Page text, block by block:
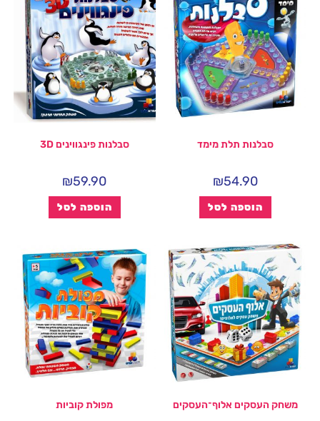
סבלנות תלת מימד
₪54.90
הוספה לסל
סבלנות פינגווינים 3D
₪59.90
הוספה לסל
משחק העסקים אלוף־העסקים מפולת קוביות